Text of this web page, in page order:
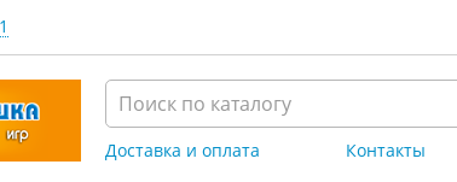
Доставка и оплата Контакты